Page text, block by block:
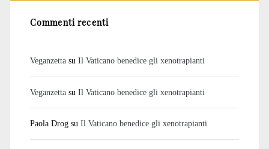
Commenti recenti
Veganzettasu Il Vaticano benedice gli xenotrapianti
Veganzettasu Il Vaticano benedice gli xenotrapianti
Paola Drogsu Il Vaticano benedice gli xenotrapianti